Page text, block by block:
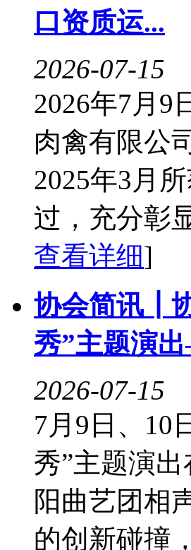
口资质运...
2026-07-15
2026年7月9
肉禽有限公
2025年3月
过，充分彰
查看详细]
协会简讯┃
秀”主题演
2026-07-15
7月9日、10
秀”主题演
阳曲艺团相
的创新碰撞